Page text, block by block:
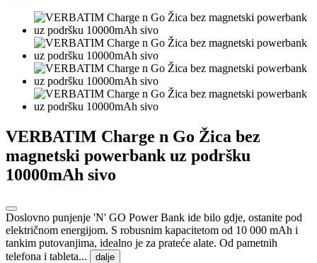
VERBATIM Charge n Go Žica bez
magnetski powerbank uz podršku
10000mAh sivo
Doslovno punjenje 'N' GO Power Bank ide bilo gdje, ostanite pod
električnom energijom. S robusnim kapacitetom od 10 000 mAh i
tankim putovanjima, idealno je za prateće alate. Od pametnih
telefona i tableta...
dalje